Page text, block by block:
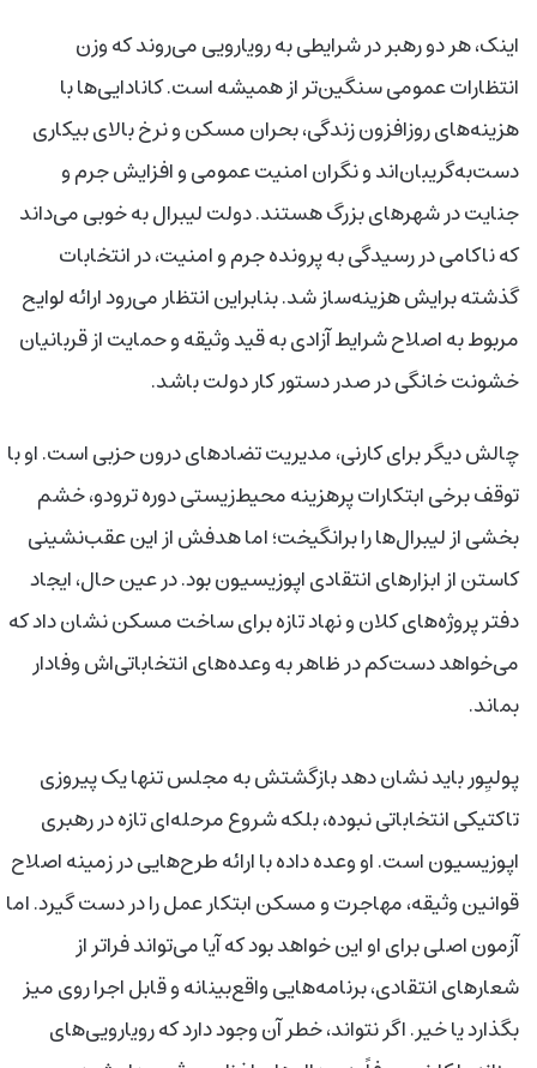
اینک، هر دو رهبر در شرایطی به رویارویی می‌روند که وزن
انتظارات عمومی سنگین‌تر از همیشه است. کانادایی‌ها با
هزینه‌های روزافزون زندگی، بحران مسکن و نرخ بالای بیکاری
دست‌به‌گریبان‌اند و نگران امنیت عمومی و افزایش جرم و
جنایت در شهرهای بزرگ هستند. دولت لیبرال به خوبی می‌داند
که ناکامی در رسیدگی به پرونده جرم و امنیت، در انتخابات
گذشته برایش هزینه‌ساز شد. بنابراین انتظار می‌رود ارائه لوایح
مربوط به اصلاح شرایط آزادی به قید وثیقه و حمایت از قربانیان
خشونت خانگی در صدر دستور کار دولت باشد.
چالش دیگر برای کارنی، مدیریت تضادهای درون حزبی است. او با
توقف برخی ابتکارات پرهزینه محیط‌زیستی دوره ترودو، خشم
بخشی از لیبرال‌ها را برانگیخت؛ اما هدفش از این عقب‌نشینی
کاستن از ابزارهای انتقادی اپوزیسیون بود. در عین حال، ایجاد
دفتر پروژه‌های کلان و نهاد تازه برای ساخت مسکن نشان داد که
می‌خواهد دست‌کم در ظاهر به وعده‌های انتخاباتی‌اش وفادار
بماند.
پولیِور باید نشان دهد بازگشتش به مجلس تنها یک پیروزی
تاکتیکی انتخاباتی نبوده، بلکه شروع مرحله‌ای تازه در رهبری
اپوزیسیون است. او وعده داده با ارائه طرح‌هایی در زمینه اصلاح
قوانین وثیقه، مهاجرت و مسکن ابتکار عمل را در دست گیرد. اما
آزمون اصلی برای او این خواهد بود که آیا می‌تواند فراتر از
شعارهای انتقادی، برنامه‌هایی واقع‌بینانه و قابل اجرا روی میز
بگذارد یا خیر. اگر نتواند، خطر آن وجود دارد که رویارویی‌های